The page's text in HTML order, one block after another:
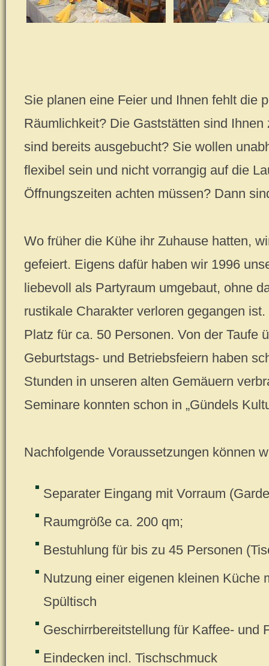
Sie planen eine Feier und Ihnen fehlt die
Räumlichkeit? Die Gaststätten sind Ihnen
sind bereits ausgebucht? Sie wollen
flexibel sein und nicht vorrangig auf die
Öffnungszeiten achten müssen? Dann
Wo früher die Kühe ihr Zuhause hatten,
gefeiert. Eigens dafür haben wir 1996
liebevoll als Partyraum umgebaut, ohne
rustikale Charakter verloren gegangen
Platz für ca. 50 Personen. Von der Taufe
Geburtstags- und Betriebsfeiern haben
Stunden in unseren alten Gemäuern
Seminare konnten schon in „Gündels
Nachfolgende Voraussetzungen können
Separater Eingang mit Vorraum
Raumgröße ca. 200 qm;
Bestuhlung für bis zu 45 Personen
Nutzung einer eigenen kleinen Küche
Spültisch
Geschirrbereitstellung für Kaffee- und
Eindecken incl. Tischschmuck